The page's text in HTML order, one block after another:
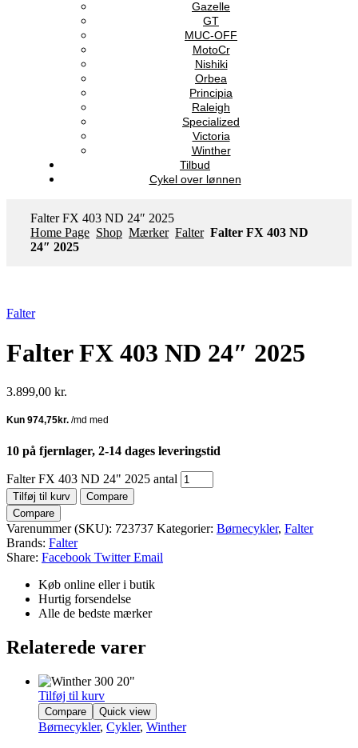
Gazelle
GT
MUC-OFF
MotoCr
Nishiki
Orbea
Principia
Raleigh
Specialized
Victoria
Winther
Tilbud
Cykel over lønnen
Falter FX 403 ND 24″ 2025
Home Page Shop Mærker Falter Falter FX 403 ND
24″ 2025
Falter
Falter FX 403 ND 24″ 2025
3.899,00 kr.
10 på fjernlager, 2-14 dages leveringstid
Falter FX 403 ND 24" 2025 antal
Tilføj til kurv
Compare
Compare
Varenummer (SKU): 723737 Kategorier: Børnecykler, Falter
Brands: Falter
Share: Facebook Twitter Email
Køb online eller i butik
Hurtig forsendelse
Alle de bedste mærker
Relaterede varer
Tilføj til kurv
Compare Quick view
Børnecykler, Cykler, Winther